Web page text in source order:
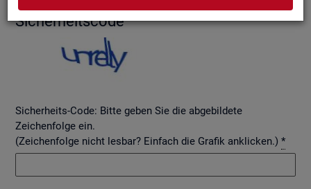
Si­cher­heits­code
Sicherheits-Code: Bitte geben Sie die abgebildete
Zeichenfolge ein.
(Zeichenfolge nicht lesbar? Einfach die Grafik anklicken.) *